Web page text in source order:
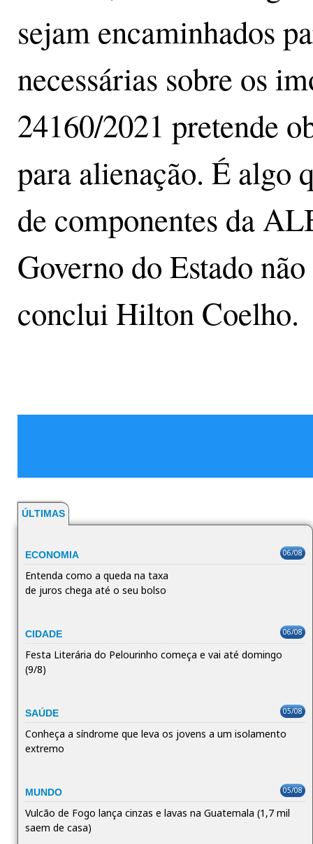
sejam encaminhados
necessárias sobre os
24160/2021 pretende
para alienação. É algo
de componentes da
Governo do Estado
conclui Hilton Coelho.
ÚLTIMAS
ECONOMIA 06/08
Entenda como a queda na taxa
de juros chega até o seu bolso
CIDADE 06/08
Festa Literária do Pelourinho começa e vai até domingo
(9/8)
SAÚDE 05/08
Conheça a síndrome que leva os jovens a um isolamento
extremo
MUNDO 05/08
Vulcão de Fogo lança cinzas e lavas na Guatemala (1,7 mil
saem de casa)